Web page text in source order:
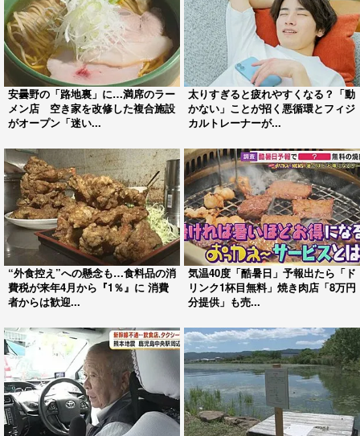
安曇野の「路地裏」に…満席のラー
メン店 空き家を改修した複合施設
がオープン「迷い...
太りすぎると疲れやすくなる？「動
かない」ことが招く悪循環とフィジ
カルトレーナーが...
“外食控え”への懸念も…食料品の消
費税が来年4月から『1％』に 消費
者からは歓迎...
気温40度「酷暑日」予報出たら「ド
リンク1杯目無料」焼き肉店「8万円
分提供」も売...